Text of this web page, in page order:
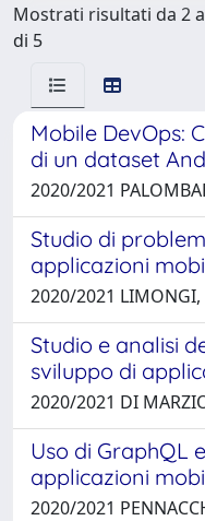
Mostrati risultati da 2
di 5
Mobile DevOps:
di un dataset
2020/2021
Studio di
applicazioni
2020/2021 LIMONGI,
Studio e analisi
sviluppo di
2020/2021 DI
Uso di GraphQL
applicazioni
2020/2021